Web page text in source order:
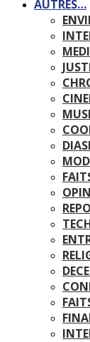
AUTRES…